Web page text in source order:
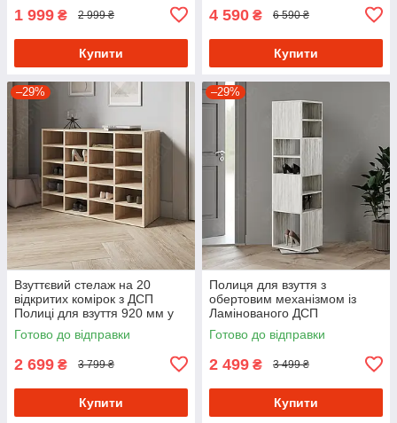
1 999 ₴ 2 999 ₴
Купити
4 590 ₴ 6 590 ₴
Купити
–29%
Взуттєвий стелаж на 20
відкритих комірок з ДСП
Полиці для взуття 920 мм у
передпокій Містка
взуттєвниця
Готово до відправки
2 699 ₴ 3 799 ₴
Купити
–29%
Полиця для взуття з
обертовим механізмом із
Ламінованого ДСП
Підлоговий взуттєвий стелаж
у передпокій
Готово до відправки
2 499 ₴ 3 499 ₴
Купити